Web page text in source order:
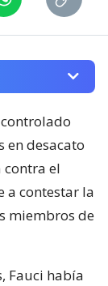
en desacato
contra el
a contestar la
miembros de
Fauci había